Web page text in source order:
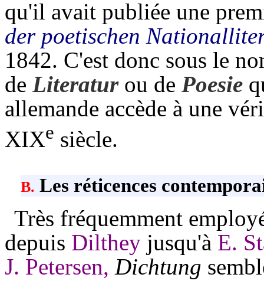
qu'il avait publiée une
der poetischen
1842. C'est donc sous le
de Literaturou de Poesie
allemande accède à une
XIXe siècle.
B. Les réticences
Très fréquemment
depuis Dilthey jusqu'à E.
J. Petersen, Dichtung